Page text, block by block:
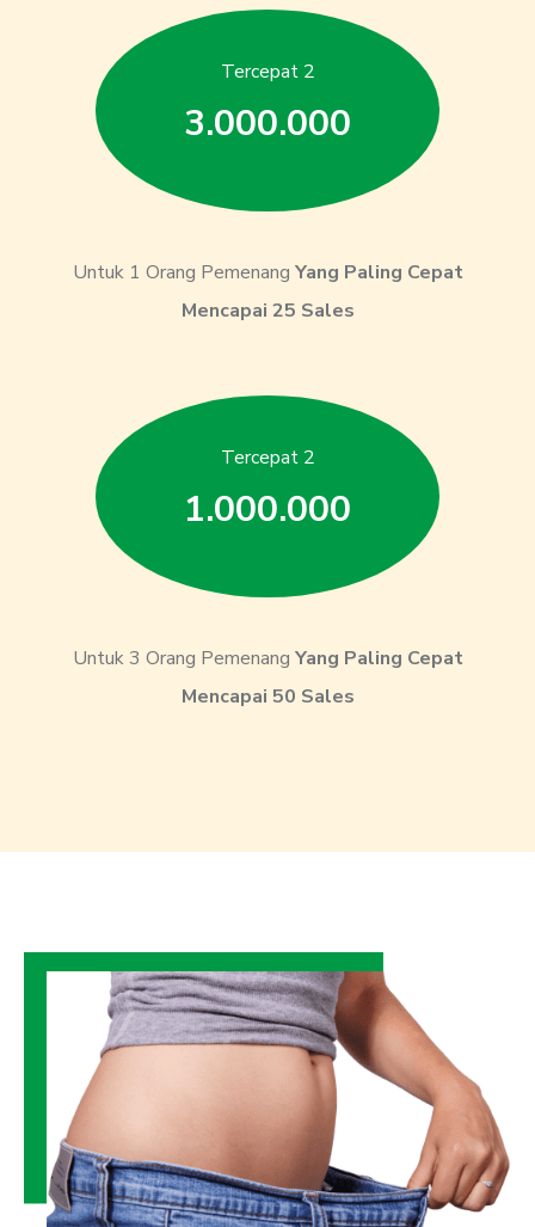
Tercepat 2
3.000.000
Untuk 1 Orang Pemenang Yang Paling Cepat
Mencapai 25 Sales
Tercepat 2
1.000.000
Untuk 3 Orang Pemenang Yang Paling Cepat
Mencapai 50 Sales